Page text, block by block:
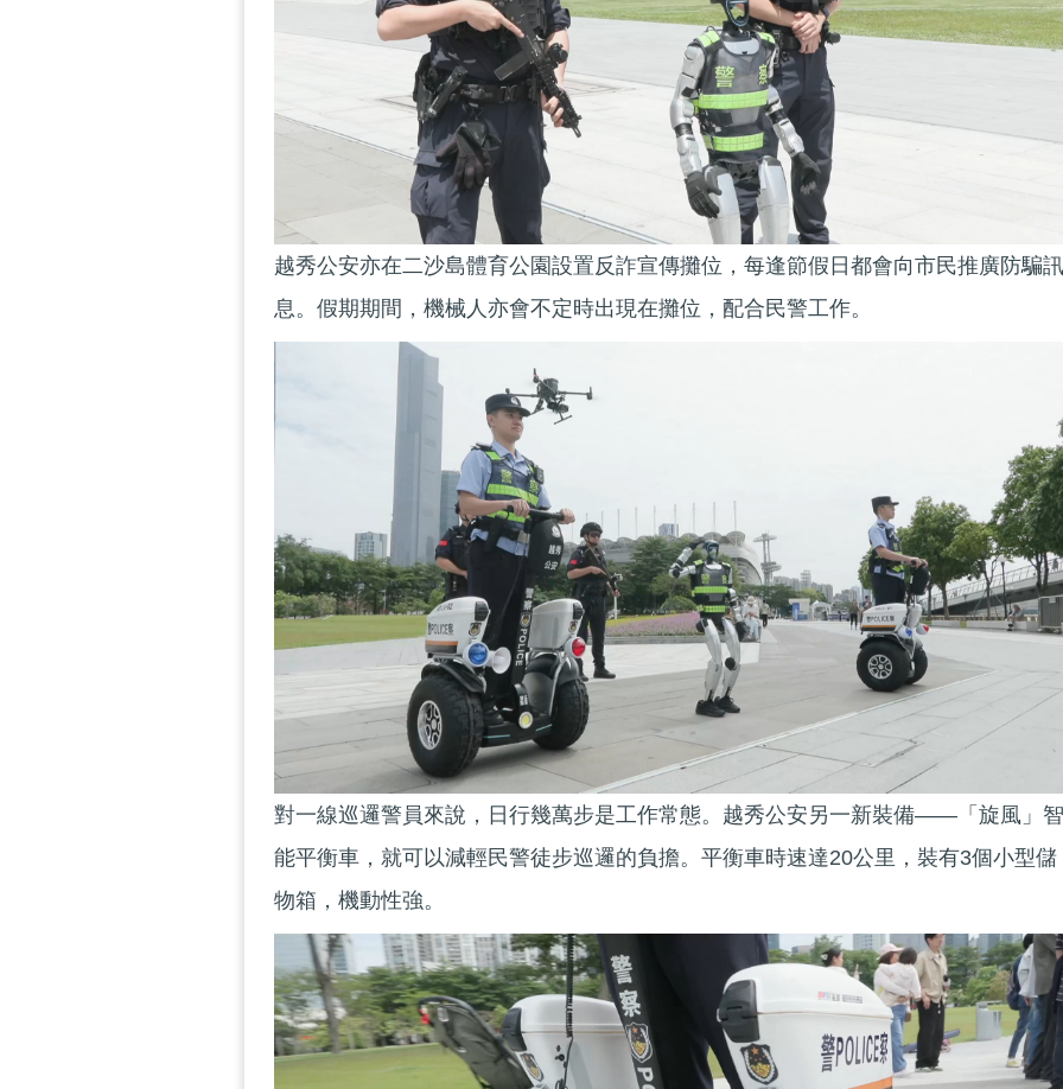
越秀公安亦在二沙島體育公園設置反詐宣傳攤位，每逢節假日都會向市民推廣防騙訊
息。假期期間，機械人亦會不定時出現在攤位，配合民警工作。
對一線巡邏警員來說，日行幾萬步是工作常態。越秀公安另一新裝備——「旋風」智
能平衡車，就可以減輕民警徒步巡邏的負擔。平衡車時速達20公里，裝有3個小型儲
物箱，機動性強。